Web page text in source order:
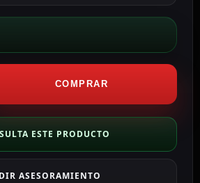
COMPRAR
ESTE PRODUCTO
ASESORAMIENTO